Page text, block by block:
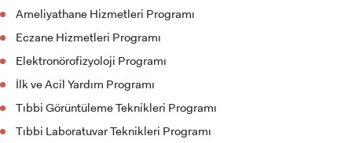
ADAY ÖĞRENCİ
Ameliyathane Hizmetleri Programı
Eczane Hizmetleri Programı
Elektronörofizyoloji Programı
İlk ve Acil Yardım Programı
Tıbbi Görüntüleme Teknikleri Programı
Tıbbi Laboratuvar Teknikleri Programı